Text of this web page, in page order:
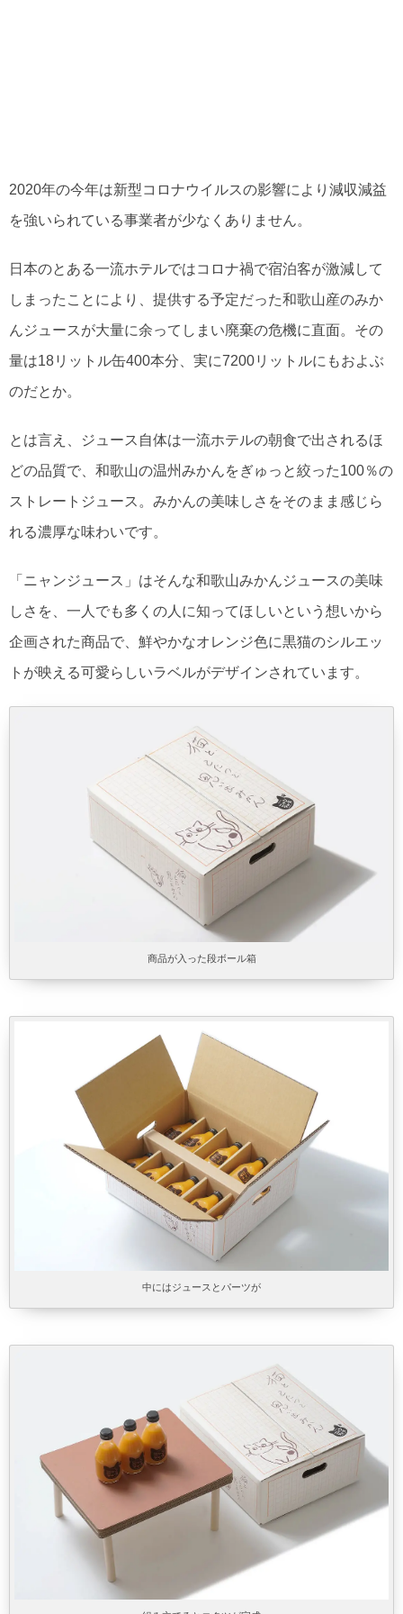
2020年の今年は新型コロナウイルスの影響により減収減益
を強いられている事業者が少なくありません。
日本のとある一流ホテルではコロナ禍で宿泊客が激減して
しまったことにより、提供する予定だった和歌山産のみか
んジュースが大量に余ってしまい廃棄の危機に直面。その
量は18リットル缶400本分、実に7200リットルにもおよぶ
のだとか。
とは言え、ジュース自体は一流ホテルの朝食で出されるほ
どの品質で、和歌山の温州みかんをぎゅっと絞った100％の
ストレートジュース。みかんの美味しさをそのまま感じら
れる濃厚な味わいです。
「ニャンジュース」はそんな和歌山みかんジュースの美味
しさを、一人でも多くの人に知ってほしいという想いから
企画された商品で、鮮やかなオレンジ色に黒猫のシルエッ
トが映える可愛らしいラベルがデザインされています。
商品が入った段ボール箱
中にはジュースとパーツが